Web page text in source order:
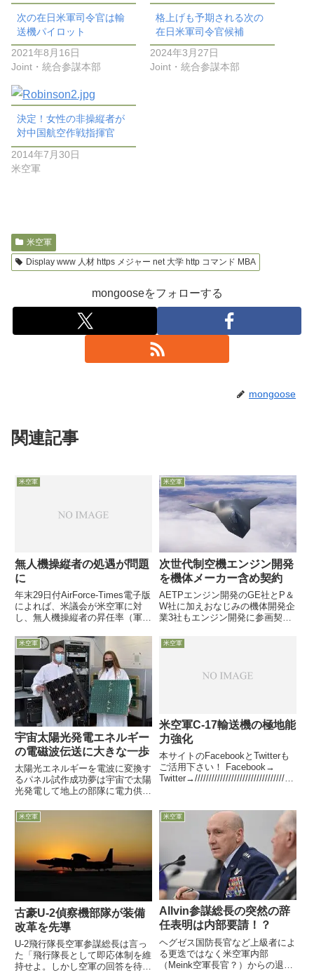
次の在日米軍司令官は輸
送機パイロット
2021年8月16日
Joint・統合参謀本部
格上げも予期される次の
在日米軍司令官候補
2024年3月27日
Joint・統合参謀本部
決定！女性の非操縦者が
対中国航空作戦指揮官
2014年7月30日
米空軍
米空軍
Display www 人材 https メジャー net 大学 http コマンド MBA
mongooseをフォローする
mongoose
関連記事
米空軍
無人機操縦者の処遇が問題
に
年末29日付AirForce-Times電子版
によれば、米議会が米空軍に対
し、無人機操縦者の昇任率（軍人
説明と改善策を180日以内に報告
せよと求めたようです
米空軍
次世代制空機エンジン開発
を機体メーカー含め契約
AETPエンジン開発のGE社とP＆
W社に加えおなじみの機体開発企
業3社もエンジン開発に参画契約
躍なので・・・8月22日付米空軍
協会web記事は、同19日に米空軍
エンジンである...
米空軍
宇宙太陽光発電エネルギー
の電磁波伝送に大きな一歩
太陽光エネルギーを電波に変換す
るパネル試作成功夢は宇宙で太陽
光発電して地上の部隊に電力供給
Grummanが共同研究12月22日付
Defense-Newsが、米空軍研究所
米空軍
米空軍C-17輸送機の極地能
力強化
本サイトのFacebookとTwitterも
ご活用下さい！ Facebook→
Twitter→////////////////////////////////////
米空軍
古豪U-2偵察機部隊が装備
改革を先導
U-2飛行隊長空軍参謀総長は言っ
た「飛行隊長として即応体制を維
持せよ。しかし空軍の回答を待っ
米空軍
Allvin参謀総長の突然の辞
任表明は内部要請！？
ヘグゼス国防長官など上級者によ
る更迭ではなく米空軍内部
（Meink空軍長官？）からの退任